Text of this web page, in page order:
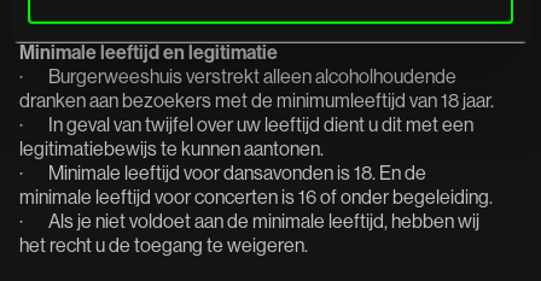
Minimale leeftijd en legitimatie
· Burgerweeshuis verstrekt alleen alcoholhoudende
dranken aan bezoekers met de minimumleeftijd van 18 jaar.
· In geval van twijfel over uw leeftijd dient u dit met een
legitimatiebewijs te kunnen aantonen.
· Minimale leeftijd voor dansavonden is 18. En de
minimale leeftijd voor concerten is 16 of onder begeleiding.
· Als je niet voldoet aan de minimale leeftijd, hebben wij
het recht u de toegang te weigeren.